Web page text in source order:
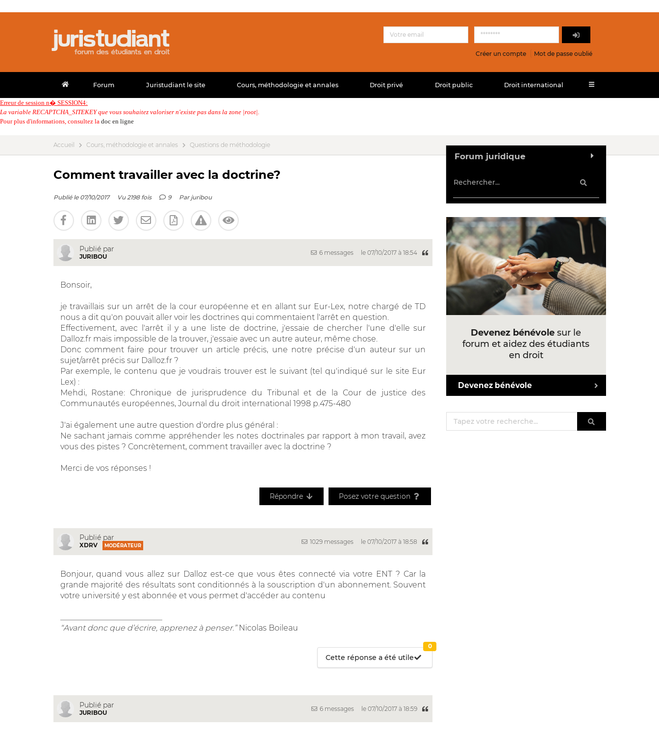
Créer un compte Mot de passe oublié
Forum Juristudiant le site Cours, méthodologie et annales Droit privé Droit public Droit international
Erreur de session n� SESSION4:
La variable RECAPTCHA_SITEKEY que vous souhaitez valoriser n'existe pas dans la zone |root|.
Pour plus d'informations, consultez la doc en ligne
Accueil Cours, méthodologie et annales Questions de méthodologie
Comment travailler avec la doctrine?
Publié le 07/10/2017 Vu 2198 fois 9 Par juribou
Publié par
JURIBOU
6 messages le 07/10/2017 à 18:54
Bonsoir,
je travaillais sur un arrêt de la cour européenne et en allant sur Eur-Lex, notre chargé de TD
nous a dit qu'on pouvait aller voir les doctrines qui commentaient l'arrêt en question.
Effectivement, avec l'arrêt il y a une liste de doctrine, j'essaie de chercher l'une d'elle sur
Dalloz.fr mais impossible de la trouver, j'essaie avec un autre auteur, même chose.
Donc comment faire pour trouver un article précis, une notre précise d'un auteur sur un
sujet/arrêt précis sur Dalloz.fr ?
Par exemple, le contenu que je voudrais trouver est le suivant (tel qu'indiqué sur le site Eur
Lex) :
Mehdi, Rostane: Chronique de jurisprudence du Tribunal et de la Cour de justice des
Communautés européennes, Journal du droit international 1998 p.475-480
J'ai également une autre question d'ordre plus général :
Ne sachant jamais comme appréhender les notes doctrinales par rapport à mon travail, avez
vous des pistes ? Concrètement, comment travailler avec la doctrine ?
Merci de vos réponses !
Répondre Posez votre question
Publié par
XDRV MODÉRATEUR
1029 messages le 07/10/2017 à 18:58
Bonjour, quand vous allez sur Dalloz est-ce que vous êtes connecté via votre ENT ? Car la
grande majorité des résultats sont conditionnés à la souscription d'un abonnement. Souvent
votre université y est abonnée et vous permet d'accéder au contenu
“Avant donc que d’écrire, apprenez à penser.”Nicolas Boileau
Cette réponse a été utile
0
Publié par
JURIBOU
6 messages le 07/10/2017 à 18:59
Forum juridique
Devenez bénévole sur le
forum et aidez des étudiants
en droit
Devenez bénévole